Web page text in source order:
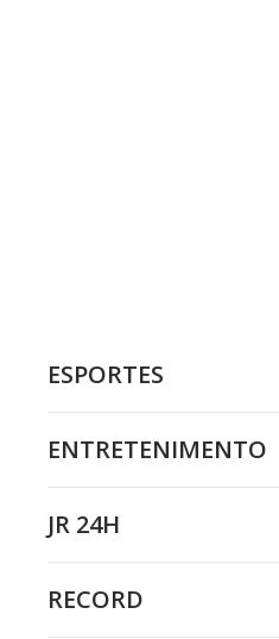
ESPORTES
ENTRETENIMENTO
JR 24H
RECORD